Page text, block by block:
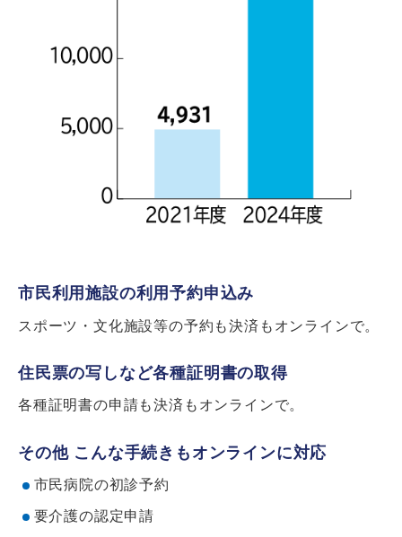
市民利用施設の利用予約申込み
スポーツ・文化施設等の予約も決済もオンラインで。
住民票の写しなど各種証明書の取得
各種証明書の申請も決済もオンラインで。
その他 こんな手続きもオンラインに対応
市民病院の初診予約
要介護の認定申請